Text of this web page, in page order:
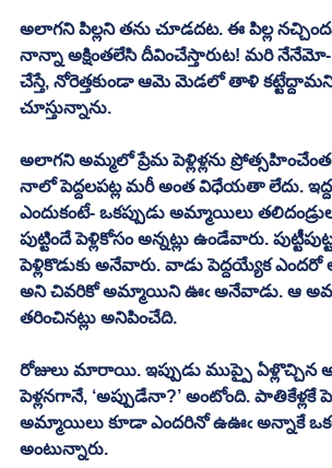
అలాగని పిల్లని తను చూడదట. ఈ పిల్ల
నాన్నా అక్షింతలేసి దీవించేస్తారుట! మరి నేనేమో-
చేస్తే, నోరెత్తకుండా ఆమె మెడలో తాళి కట్టేద్దామని
చూస్తున్నాను.
అలాగని అమ్మలో ప్రేమ పెళ్లిళ్లను
నాలో పెద్దలపట్ల మరీ అంత విధేయతా లేదు.
ఎందుకంటే- ఒకప్పుడు అమ్మాయిలు
పుట్టిందే పెళ్లికోసం అన్నట్లు ఉండేవారు.
పెళ్లికొడుకు అనేవారు. వాడు పెద్దయ్యేక
అని చివరికో అమ్మాయిని ఊఁ అనేవాడు. ఆ
తరించినట్లు అనిపించేది.
రోజులు మారాయి. ఇప్పుడు ముప్పై
పెళ్లనగానే, ‘అప్పుడేనా?’ అంటోంది. పాతికేళ్లకే
అమ్మాయిలు కూడా ఎందరినో ఉఊఁ అన్నాకే
అంటున్నారు.